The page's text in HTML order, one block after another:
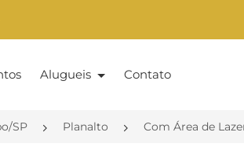
Alugueis Contato
SP Planalto Com Área de